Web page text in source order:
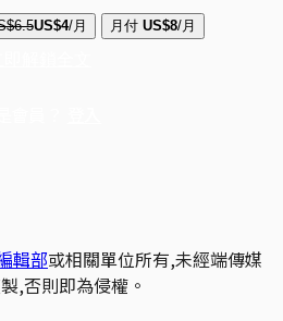
US$4/月 月付 US$8/月
輯部或相關單位所有,未經端傳媒
,否則即為侵權。